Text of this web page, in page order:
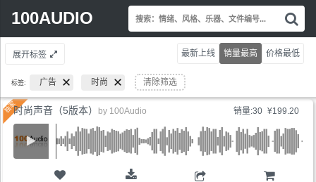
100AUDIO
Search
索
情
绪
乐
文
件
展开标签
标签: 广告 时尚 清除筛选
最新上线 销量最高 价格最低
销量:30 ¥199.20
时尚声音（5版本） by 100Audio